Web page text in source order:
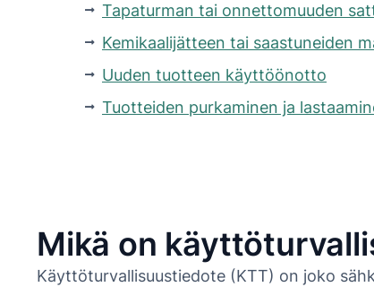
Tapaturman tai onnettomuuden
Kemikaalijätteen tai saastuneiden
Uuden tuotteen käyttöönotto
Tuotteiden purkaminen ja
Mikä on
Käyttöturvallisuustiedote (KTT) on joko